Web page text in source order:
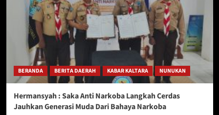
BERANDA BERITA DAERAH KABAR KALTARA NUNUKAN
Hermansyah : Saka Anti Narkoba Langkah Cerdas
Jauhkan Generasi Muda Dari Bahaya Narkoba